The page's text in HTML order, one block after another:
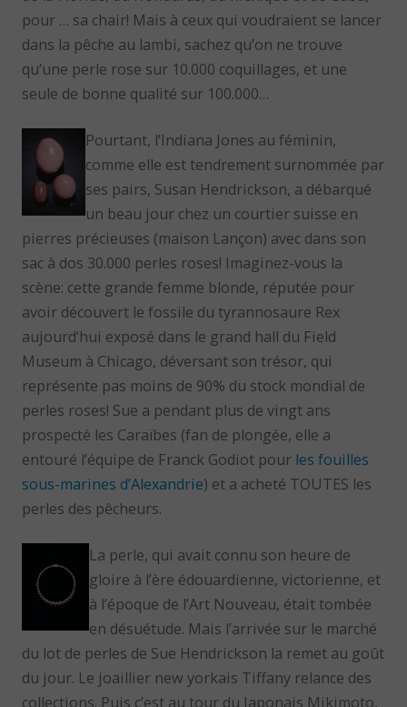
pour … sa chair! Mais à ceux qui voudraient se lancer
dans la pêche au lambi, sachez qu’on ne trouve
qu’une perle rose sur 10.000 coquillages, et une
seule de bonne qualité sur 100.000…
Pourtant, l’Indiana Jones au féminin,
comme elle est tendrement surnommée par
ses pairs, Susan Hendrickson, a débarqué
un beau jour chez un courtier suisse en
pierres précieuses (maison Lançon) avec dans son
sac à dos 30.000 perles roses! Imaginez-vous la
scène: cette grande femme blonde, réputée pour
avoir découvert le fossile du tyrannosaure Rex
aujourd’hui exposé dans le grand hall du Field
Museum à Chicago, déversant son trésor, qui
représente pas moins de 90% du stock mondial de
perles roses! Sue a pendant plus de vingt ans
prospecté les Caraïbes (fan de plongée, elle a
entouré l’équipe de Franck Godiot pour les fouilles
sous-marines d’Alexandrie) et a acheté TOUTES les
perles des pêcheurs.
La perle, qui avait connu son heure de
gloire à l’ère édouardienne, victorienne, et
à l’époque de l’Art Nouveau, était tombée
en désuétude. Mais l’arrivée sur le marché
du lot de perles de Sue Hendrickson la remet au goût
du jour. Le joaillier new yorkais Tiffany relance des
collections. Puis c’est au tour du Japonais Mikimoto,